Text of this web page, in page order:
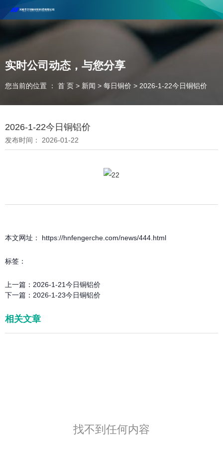
河南丰尔彻新材料科技有限公司欢迎合作咨询！
联系电话：18037947756
实时公司动态，与您分享
您当前的位置 ： 首 页 > 新闻 > 每日铜价 > 2026-1-22今日铜铝价
2026-1-22今日铜铝价
发布时间： 2026-01-22
本文网址： https://hnfengerche.com/news/444.html
标签：
上一篇： 2026-1-21今日铜铝价
下一篇： 2026-1-23今日铜铝价
相关文章
找不到任何内容